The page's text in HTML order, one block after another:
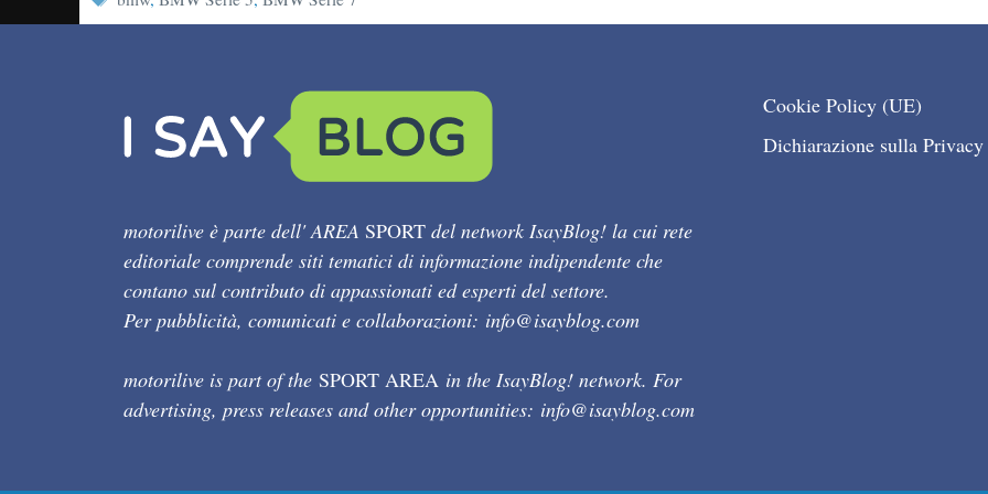
motorilive è parte dell' AREA SPORT del network IsayBlog! la cui rete
editoriale comprende siti tematici di informazione indipendente che
contano sul contributo di appassionati ed esperti del settore.
Per pubblicità, comunicati e collaborazioni: info@isayblog.com
motorilive is part of the SPORT AREA in the IsayBlog! network. For
advertising, press releases and other opportunities: info@isayblog.com
Cookie Policy (UE)
Dichiarazione sulla